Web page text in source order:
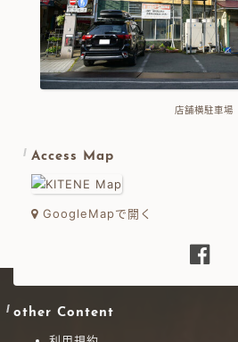
店舗横駐車場
Access Map
GoogleMapで開く
other Content